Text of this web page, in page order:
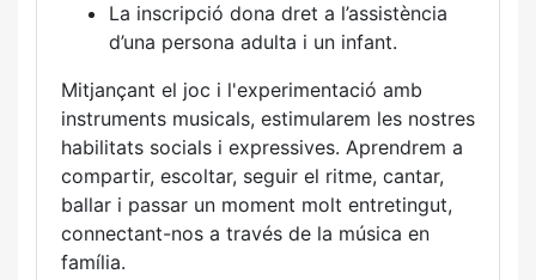
La inscripció dona dret a l’assistència
d’una persona adulta i un infant.
Mitjançant el joc i l'experimentació amb
instruments musicals, estimularem les nostres
habilitats socials i expressives. Aprendrem a
compartir, escoltar, seguir el ritme, cantar,
ballar i passar un moment molt entretingut,
connectant-nos a través de la música en
família.